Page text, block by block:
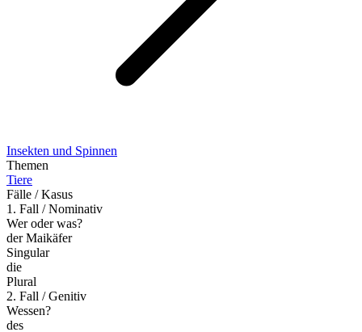
Insekten und Spinnen
Themen
Tiere
Fälle / Kasus
1. Fall / Nominativ
Wer oder was?
der Maikäfer
Singular
die
Plural
2. Fall / Genitiv
Wessen?
des